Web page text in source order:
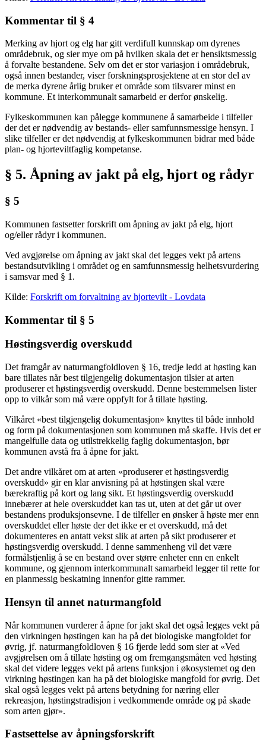
Kommentar til § 4
Merking av hjort og elg har gitt verdifull kunnskap om dyrenes
områdebruk, og sier mye om på hvilken skala det er hensiktsmessig
å forvalte bestandene. Selv om det er stor variasjon i områdebruk,
også innen bestander, viser forskningsprosjektene at en stor del av
de merka dyrene årlig bruker et område som tilsvarer minst en
kommune. Et interkommunalt samarbeid er derfor ønskelig.
Fylkeskommunen kan pålegge kommunene å samarbeide i tilfeller
der det er nødvendig av bestands- eller samfunnsmessige hensyn. I
slike tilfeller er det nødvendig at fylkeskommunen bidrar med både
plan- og hjorteviltfaglig kompetanse.
§ 5. Åpning av jakt på elg, hjort og rådyr
§ 5
Kommunen fastsetter forskrift om åpning av jakt på elg, hjort
og/eller rådyr i kommunen.
Ved avgjørelse om åpning av jakt skal det legges vekt på artens
bestandsutvikling i området og en samfunnsmessig helhetsvurdering
i samsvar med § 1.
Kilde: Forskrift om forvaltning av hjortevilt - Lovdata
Kommentar til § 5
Høstingsverdig overskudd
Det framgår av naturmangfoldloven § 16, tredje ledd at høsting kan
bare tillates når best tilgjengelig dokumentasjon tilsier at arten
produserer et høstingsverdig overskudd. Denne bestemmelsen lister
opp to vilkår som må være oppfylt for å tillate høsting.
Vilkåret «best tilgjengelig dokumentasjon» knyttes til både innhold
og form på dokumentasjonen som kommunen må skaffe. Hvis det er
mangelfulle data og utilstrekkelig faglig dokumentasjon, bør
kommunen avstå fra å åpne for jakt.
Det andre vilkåret om at arten «produserer et høstingsverdig
overskudd» gir en klar anvisning på at høstingen skal være
bærekraftig på kort og lang sikt. Et høstingsverdig overskudd
innebærer at hele overskuddet kan tas ut, uten at det går ut over
bestandens produksjonsevne. I de tilfeller en ønsker å høste mer enn
overskuddet eller høste der det ikke er et overskudd, må det
dokumenteres en antatt vekst slik at arten på sikt produserer et
høstingsverdig overskudd. I denne sammenheng vil det være
formålstjenlig å se en bestand over større enheter enn en enkelt
kommune, og gjennom interkommunalt samarbeid legger til rette for
en planmessig beskatning innenfor gitte rammer.
Hensyn til annet naturmangfold
Når kommunen vurderer å åpne for jakt skal det også legges vekt på
den virkningen høstingen kan ha på det biologiske mangfoldet for
øvrig, jf. naturmangfoldloven § 16 fjerde ledd som sier at «Ved
avgjørelsen om å tillate høsting og om fremgangsmåten ved høsting
skal det videre legges vekt på artens funksjon i økosystemet og den
virkning høstingen kan ha på det biologiske mangfold for øvrig. Det
skal også legges vekt på artens betydning for næring eller
rekreasjon, høstingstradisjon i vedkommende område og på skade
som arten gjør».
Fastsettelse av åpningsforskrift